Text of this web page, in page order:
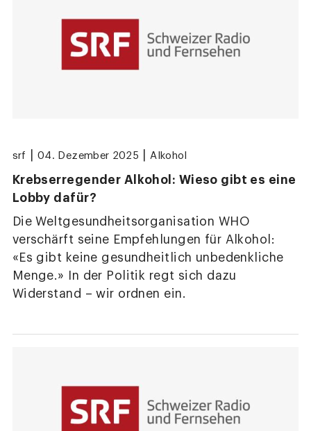
srf 04. Dezember 2025 Alkohol
Krebserregender Alkohol: Wieso gibt es eine
Lobby dafür?
Die Weltgesundheitsorganisation WHO
verschärft seine Empfehlungen für Alkohol:
«Es gibt keine gesundheitlich unbedenkliche
Menge.» In der Politik regt sich dazu
Widerstand – wir ordnen ein.